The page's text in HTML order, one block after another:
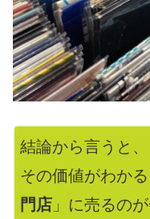
結論から言うと、
その価値がわかる
門店 」に売るの